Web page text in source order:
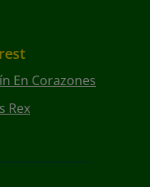
En Corazones
Rex